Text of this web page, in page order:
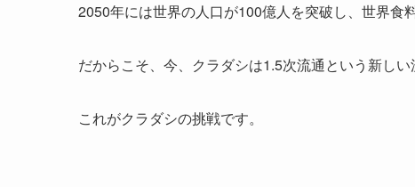
2050年には世界の人口が100億人を突破し、世界食
だからこそ、今、クラダシは1.5次流通という新しい
これがクラダシの挑戦です。